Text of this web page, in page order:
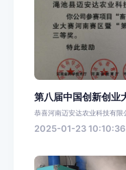
第八届中国创新创业
恭喜河南迈安达农业科技有
2025-01-23 10:10:36